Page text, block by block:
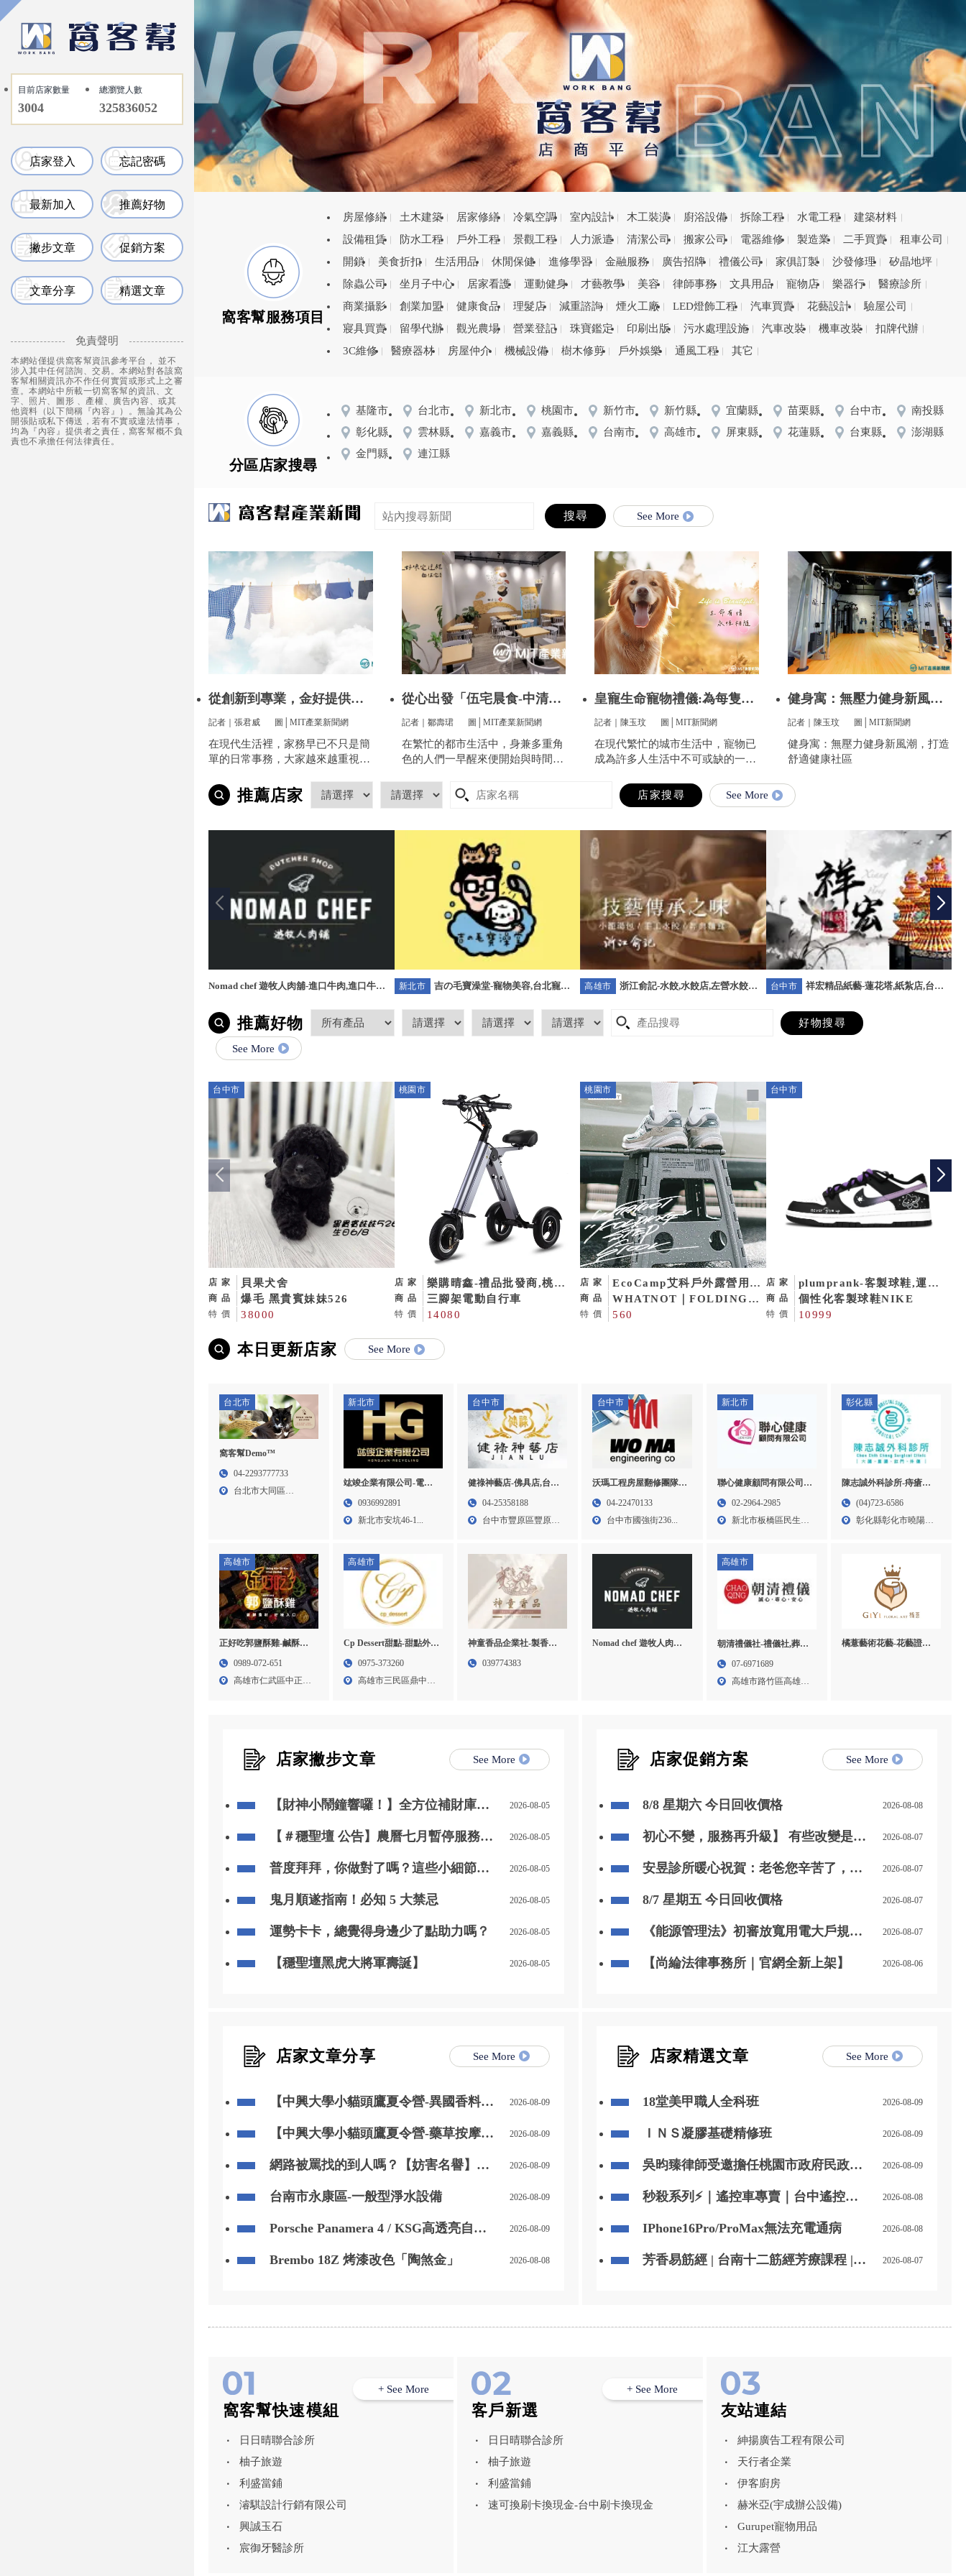
目前店家數量
3004
總瀏覽人數
325836052
店家登入 忘記密碼
最新加入 推薦好物
撇步文章 促銷方案
文章分享 精選文章
免責聲明
本網站僅提供窩客幫資訊參考平台， 並不
涉入其中任何諮詢、交易。本網站對各該窩
客幫相關資訊亦不作任何實質或形式上之審
查。本網站中所載一切窩客幫的資訊、文
字、照片、圖形 、產權、廣告內容、或其
他資料（以下簡稱『內容』）。無論其為公
開張貼或私下傳送，若有不實或違法情事，
均為『內容』提供者之責任，窩客幫概不負
責也不承擔任何法律責任。
窩客幫服務項目
房屋修繕 土木建築 居家修繕 冷氣空調 室內設計 木工裝潢 廚浴設備 拆除工程 水電工程
建築材料
設備租賃
防水工程 戶外工程 景觀工程 人力派遣 清潔公司 搬家公司 電器維修 製造業 二手買賣
租車公司
開鎖
美食折扣 生活用品 休閒保健 進修學習 金融服務 廣告招牌 禮儀公司 家俱訂製 沙發修理
矽晶地坪
除蟲公司
坐月子中心 居家看護 運動健身 才藝教學 美容 律師事務 文具用品 寵物店 樂器行
醫療診所
商業攝影
創業加盟 健康食品 理髮店 減重諮詢 煙火工廠 LED燈飾工程 汽車買賣 花藝設計
驗屋公司
寢具買賣
留學代辦 觀光農場 營業登記 珠寶鑑定 印刷出版 污水處理設施 汽車改裝 機車改裝
扣牌代辦
3C維修
醫療器材 房屋仲介 機械設備 樹木修剪 戶外娛樂 通風工程 其它
分區店家搜尋
基隆市 台北市 新北市 桃園市 新竹市 新竹縣 宜蘭縣 苗栗縣 台中市
南投縣
彰化縣
雲林縣 嘉義市 嘉義縣 台南市 高雄市 屏東縣 花蓮縣 台東縣
澎湖縣
金門縣
連江縣
See More
從創新到專業，金好提供全
方位安裝
記者｜張君威 圖│MIT產業新聞網
在現代生活裡，家務早已不只是簡
單的日常事務，大家越來越重視方
小事卻常常讓人煩惱。像是衣服太
多、空間不夠，或是遇到突然變
從心出發「伍宅晨食-中清
店」用心
記者｜鄒壽珺 圖│MIT產業新聞網
在繁忙的都市生活中，身兼多重角
色的人們一早醒來便開始與時間賽
鍵。
皇寵生命寵物禮儀:為每隻愛
寵提供
記者｜陳玉玟 圖│MIT新聞網
在現代繁忙的城市生活中，寵物已
成為許多人生活中不可或缺的一部
昏，帶來無限的歡樂和慰藉。當愛
寵的生命走到盡頭時，飼主們往往
得體面、安心，成為每一位寵物家
長們心中最重要的訴求。
健身寓：無壓力健身新風
潮，打造舒
記者｜陳玉玟 圖│MIT新聞網
健身寓：無壓力健身新風潮，打造
舒適健康社區
推薦店家 See More
Nomad chef 遊牧人肉舖-進口牛肉,進口牛肉
新北市
吉の毛寶澡堂-寵物美容,台北寵物
容
高雄市
浙江俞記-水餃,水餃店,左營水餃店,
台中市
祥宏精品紙藝-蓮花塔,紙紮店,台北
推薦好物
See More
台中市
店家 貝果犬舍
商品 爆毛 黑貴賓妹妹526
特價 38000
桃園市
店家
樂購晴鑫-禮品批發商,桃園
禮品批發商,八德禮品批發商
商品 三腳架電動自行車
特價 14080
桃園市
店家
EcoCamp艾科戶外露營用
品-露營用品店,露營用品專
賣店,桃園露營用品店,中壢
商品
WHATNOT｜FOLDING
STEP STOOL 摺疊墊高椅
特價 560
台中市
店家
plumprank-客製球鞋,運動
鞋客製化,台中客製球鞋,西
屯運動鞋客製化
商品 個性化客製球鞋NIKE
特價 10999
本日更新店家 See More
台北市
窩客幫Demo™
04-2293777733
台北市大同區
新北市
竑竣企業有限公司-電子
零件回收,台北電子零件
0936992891
新北市安坑46-1...
台中市
健祿神藝店-佛具店,台中
佛具店,豐原佛具店,宗教
04-25358188
台中市豐原區豐原大
台中市
沃瑪工程房屋翻修團隊-
泥作工程,房屋拆除,台中
04-22470133
台中市國強街236...
新北市
聯心健康顧問有限公司-
特別護士,台北特別護士,
02-2964-2985
新北市板橋區民生路
彰化縣
陳志誠外科診所-痔瘡開
刀門診,彰化痔瘡開刀門
(04)723-6586
彰化縣彰化市曉陽路
高雄市
正好吃郭鹽酥雞-鹹酥雞
加盟,鹹酥雞創業,高雄鹹
0989-072-651
高雄市仁武區中正路
高雄市
Cp Dessert甜點-甜點外
燴,甜點店,高雄甜點外燴,
0975-373260
高雄市三民區鼎中路
神童香品企業社-製香廠,
製香工廠,宜蘭製香廠,環
039774383
Nomad chef 遊牧人肉舖-
高雄市
朝清禮儀社-禮儀社,葬儀
社,高雄禮儀社,高雄葬儀
葬儀社
07-6971689
高雄市路竹區高雄市
橘薏藝術花藝-花藝證照,
店家撇步文章 See More
【財神小鬧鐘響囉！】全方位補財庫幫
2026-08-05
【＃穩聖壇 公告】農曆七月暫停服務通
2026-08-05
普度拜拜，你做對了嗎？這些小細節別
2026-08-05
鬼月順遂指南！必知 5 大禁忌 2026-08-05
運勢卡卡，總覺得身邊少了點助力嗎？ 2026-08-05
【穩聖壇黑虎大將軍壽誕】 2026-08-05
店家促銷方案 See More
8/8 星期六 今日回收價格 2026-08-08
初心不變，服務再升級】 有些改變是職
115 年 8 月 1 日起，我正式接任尚立汽
2026-08-07
安昱診所暖心祝賀：老爸您辛苦了，父
2026-08-07
8/7 星期五 今日回收價格 2026-08-07
《能源管理法》初審放寬用電大戶規
2026-08-07
【尚綸法律事務所｜官網全新上架】 2026-08-06
店家文章分享 See More
【中興大學小貓頭鷹夏令營-異國香料大
作】
2026-08-09
【中興大學小貓頭鷹夏令營-藥草按摩球
2026-08-09
網路被罵找的到人嗎？【妨害名譽】
【台北律師推薦】
2026-08-09
台南市永康區-一般型淨水設備 2026-08-09
Porsche Panamera 4 / KSG高透亮自體
2026-08-09
Brembo 18Z 烤漆改色「陶煞金」 2026-08-08
店家精選文章 See More
18堂美甲職人全科班 2026-08-09
ＩＮＳ凝膠基礎精修班 2026-08-09
吳昀臻律師受邀擔任桃園市政府民政局
2026-08-09
秒殺系列⚡｜遙控車專賣｜台中遙控車
2026-08-08
IPhone16Pro/ProMax無法充電通病 2026-08-08
芳香易筋經 | 台南十二筋經芳療課程 |
2026-08-07
窩客幫快速模組
日日晴聯合診所
柚子旅遊
利盛當鋪
濬騏設計行銷有限公司
興誠玉石
宸御牙醫診所
+ See More
客戶新選
日日晴聯合診所
柚子旅遊
利盛當鋪
速可換刷卡換現金-台中刷卡換現金
+ See More
友站連結
紳揚廣告工程有限公司
天行者企業
伊客廚房
赫米亞(宇成辦公設備)
Gurupet寵物用品
江大露營